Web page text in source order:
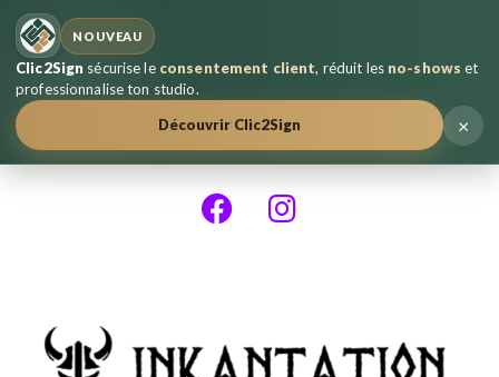
NOUVEAU
Clic2Sign sécurise le consentement client, réduit les no-shows et
professionnalise ton studio.
Découvrir Clic2Sign
×